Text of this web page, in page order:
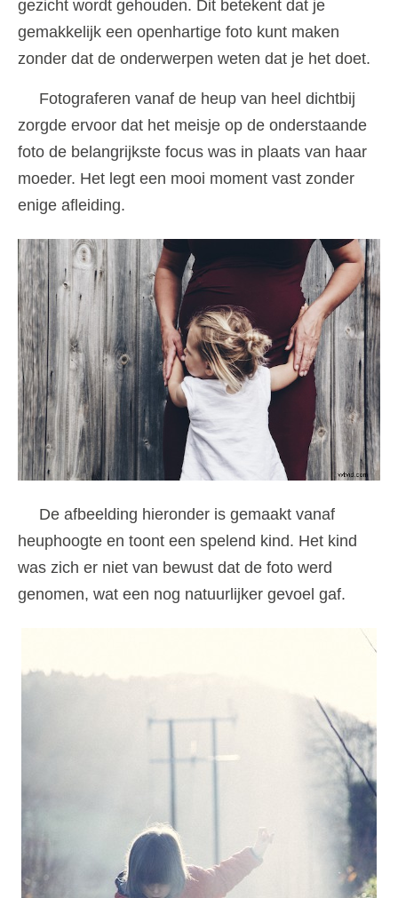
gezicht wordt gehouden. Dit betekent dat je
gemakkelijk een openhartige foto kunt maken
zonder dat de onderwerpen weten dat je het doet.
Fotograferen vanaf de heup van heel dichtbij
zorgde ervoor dat het meisje op de onderstaande
foto de belangrijkste focus was in plaats van haar
moeder. Het legt een mooi moment vast zonder
enige afleiding.
De afbeelding hieronder is gemaakt vanaf
heuphoogte en toont een spelend kind. Het kind
was zich er niet van bewust dat de foto werd
genomen, wat een nog natuurlijker gevoel gaf.